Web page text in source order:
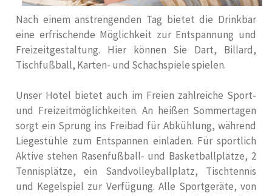
Nach einem anstrengenden Tag bietet die Drinkbar
eine erfrischende Möglichkeit zur Entspannung und
Freizeitgestaltung. Hier können Sie Dart, Billard,
Tischfußball, Karten- und Schachspiele spielen.
Unser Hotel bietet auch im Freien zahlreiche Sport-
und Freizeitmöglichkeiten. An heißen Sommertagen
sorgt ein Sprung ins Freibad für Abkühlung, während
Liegestühle zum Entspannen einladen. Für sportlich
Aktive stehen Rasenfußball- und Basketballplätze, 2
Tennisplätze, ein Sandvolleyballplatz, Tischtennis
und Kegelspiel zur Verfügung. Alle Sportgeräte, von